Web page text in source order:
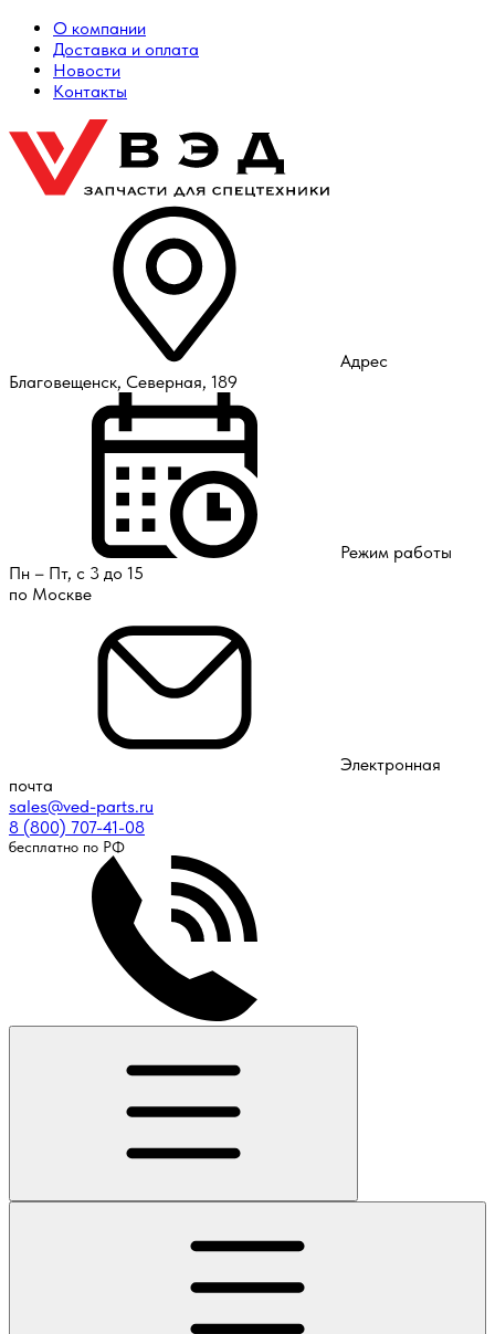
О компании
Доставка и оплата
Новости
Контакты
Адрес
Благовещенск, Северная, 189
Режим работы
Пн – Пт, с 3 до 15
по Москве
Электронная
почта
sales@ved-parts.ru
8 (800) 707-41-08
бесплатно по РФ